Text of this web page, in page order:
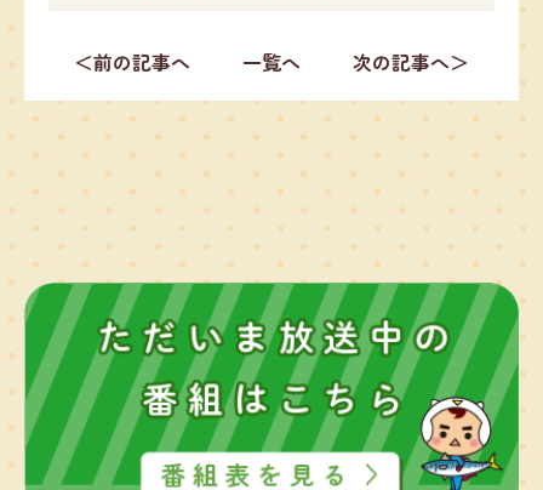
＜前の記事へ 一覧へ 次の記事へ＞